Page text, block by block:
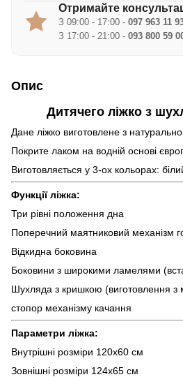
Отримайте
З 09:00 - 17:00 - 097 963 11
З 17:00 - 21:00 - 093 800 59
Опис
Дитячего ліжко з
Дане ліжко виготовлене з
Покрите лаком на водній основі
Виготовляється у 3-ох кольорах:
Функції ліжка:
Три рівні положення дна
Поперечний маятниковий механізм
Відкидна боковина
Боковини з широкими ламелями
Шухляда з кришкою (виготовлення з
стопор механізму качання
Параметри ліжка:
Внутрішні розміри 120х60 см
Зовнішні розміри 124х65 см